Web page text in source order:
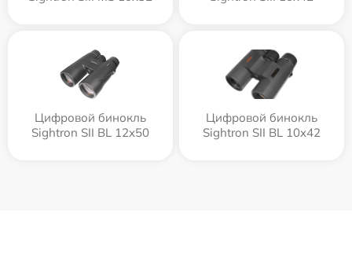
Цифровой бинокль
Sightron SII BL 12x50
Цифровой бинокль
Sightron SII BL 10x42